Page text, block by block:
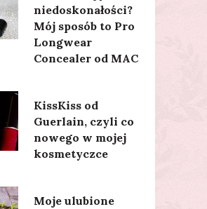
niedoskonałości?
Mój sposób to Pro
Longwear
Concealer od MAC
KissKiss od
Guerlain, czyli co
nowego w mojej
kosmetyczce
Moje ulubione